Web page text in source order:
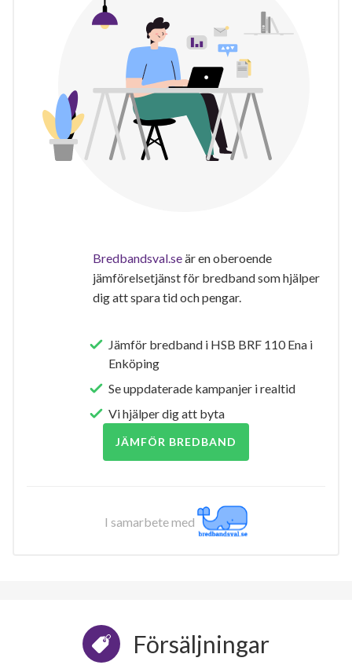
Bredbandsval.seär en oberoende
jämförelsetjänst för bredband som hjälper
dig att spara tid och pengar.
Jämför bredband i HSB BRF 110 Ena i
Enköping
Se uppdaterade kampanjer i realtid
Vi hjälper dig att byta
JÄMFÖR BREDBAND
I samarbete med
Försäljningar